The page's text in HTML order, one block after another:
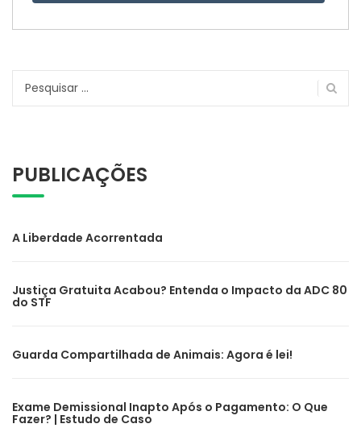
Pesquisar
PUBLICAÇÕES
A Liberdade Acorrentada
Justiça Gratuita Acabou? Entenda o Impacto da ADC 80
do STF
Guarda Compartilhada de Animais: Agora é lei!
Exame Demissional Inapto Após o Pagamento: O Que
Fazer? | Estudo de Caso